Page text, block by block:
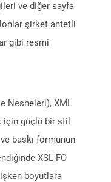
ve diğer sayfa
şirket antetli
gibi resmi
Nesneleri), XML
güçlü bir stil
ve baskı formunun
XSL-FO
boyutlara